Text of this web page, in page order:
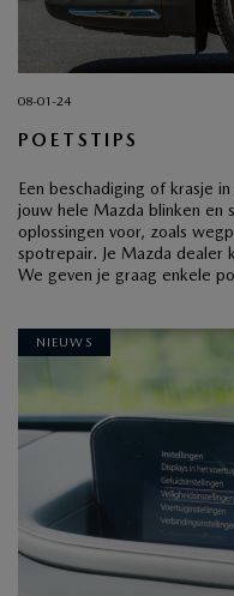
08-01-24
POETSTIPS
Een beschadiging of krasje
jouw hele Mazda blinken en
oplossingen voor, zoals
spotrepair. Je Mazda dealer
We geven je graag enkele
NIEUWS